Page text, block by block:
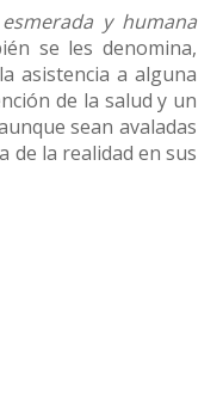
y humana
se les denomina,
asistencia a alguna
de la salud y un
sean avaladas
de la realidad en sus